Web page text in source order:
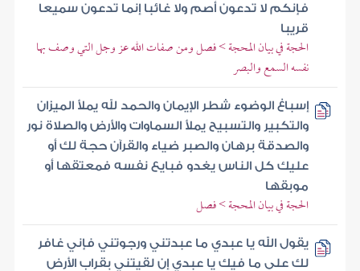
فإنكم لا تدعون أصم ولا غائبا إنما تدعون سميعا
قريبا
الحجة في بيان المحجة > فصل ومن صفات الله عز وجل التي وصف بها
نفسه السمع والبصر
إسباغ الوضوء شطر الإيمان والحمد لله يملأ الميزان
والتكبير والتسبيح يملأ السماوات والأرض والصلاة نور
والصدقة برهان والصبر ضياء والقرآن حجة لك أو
عليك كل الناس يغدو فبايع نفسه فمعتقها أو
موبقها
الحجة في بيان المحجة > فصل
يقول الله يا عبدي ما عبدتني ورجوتني فإني غافر
لك على ما فيك يا عبدي إن لقيتني بقراب الأرض